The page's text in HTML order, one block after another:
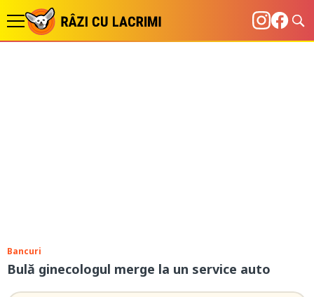
Bancuri
Bulă ginecologul merge la un service auto